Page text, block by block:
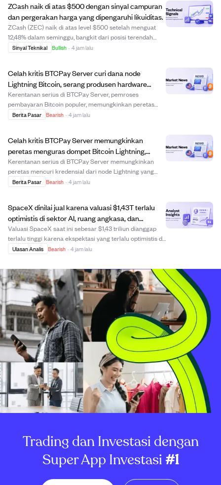
sepe...
ZCash naik di atas $500 dengan sinyal campuran
dan pergerakan harga yang dipengaruhi likuiditas.
ZCash (ZEC) naik di atas level $500 setelah menguat
12,48% dalam seminggu, bangkit dari posisi terendah
$451. Meskipun ada kenaikan jangka pendek, sinyal
Sinyal Teknikal Bullish · 4 jam lalu
Celah kritis BTCPay Server curi dana node
Lightning Bitcoin, serang produsen hardware
wallet dan media Bitcoin.
Kerentanan serius di BTCPay Server, pemroses
pembayaran Bitcoin populer, memungkinkan peretas
mengakses kredensial node Lightning dan mencuri dana.
Berita Pasar Bearish · 4 jam lalu
Celah kritis BTCPay Server memungkinkan
peretas menguras dompet Bitcoin Lightning,
pengguna diminta segera update.
Kerentanan serius di BTCPay Server memungkinkan
peretas mencuri kredensial dari node Lightning yang
menjalankan perangkat lunak LND, sehingga mereka
dan p...
Berita Pasar Bearish · 4 jam lalu
SpaceX dinilai jual karena valuasi $1,43T terlalu
optimistis di sektor AI, ruang angkasa, dan
konektivitas.
Valuasi SpaceX saat ini sebesar $1,43 triliun dianggap
terlalu tinggi karena ekspektasi yang terlalu optimistis di
segmen Konektivitas, AI, dan ruang angkasa. Meskipun
pendapatan rata-rata per ...
Ulasan Analis Bearish · 4 jam lalu
Trading dan Investasi dengan
Super App Investasi#1